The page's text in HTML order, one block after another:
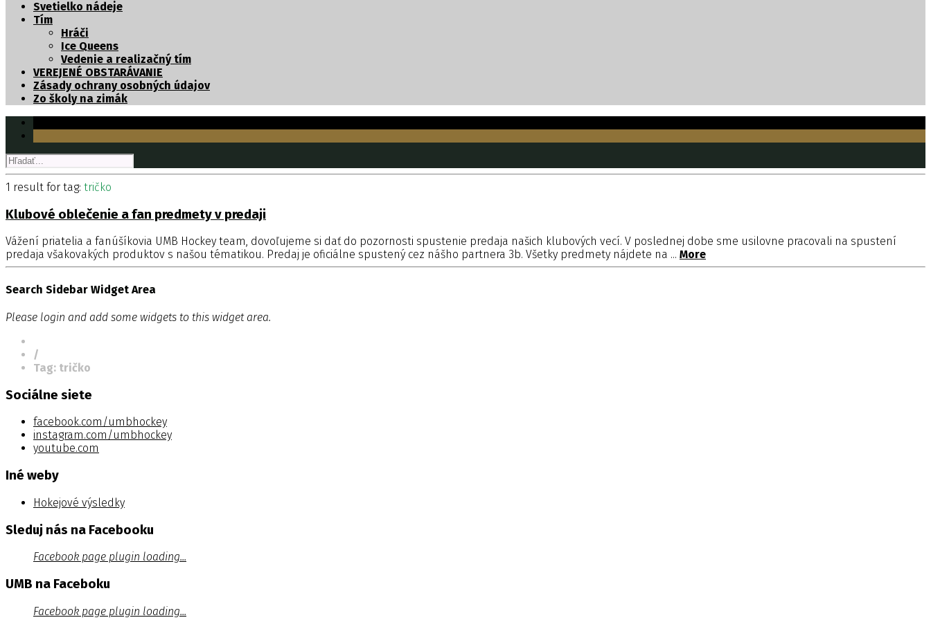
Svetielko nádeje
Tím
Hráči
Ice Queens
Vedenie a realizačný tím
VEREJENÉ OBSTARÁVANIE
Zásady ochrany osobných údajov
Zo školy na zimák
1 result for tag: tričko
Klubové oblečenie a fan predmety v predaji
Vážení priatelia a fanúšíkovia UMB Hockey team, dovoľujeme si dať do pozornosti spustenie predaja našich klubových vecí. V poslednej dobe sme usilovne pracovali na spustení
predaja všakovakých produktov s našou tématikou. Predaj je oficiálne spustený cez nášho partnera 3b. Všetky predmety nájdete na ... More
Search Sidebar Widget Area
Please login and add some widgets to this widget area.
/
Tag: tričko
Sociálne siete
facebook.com/umbhockey
instagram.com/umbhockey
youtube.com
Iné weby
Hokejové výsledky
Sleduj nás na Facebooku
Facebook page plugin loading...
UMB na Faceboku
Facebook page plugin loading...